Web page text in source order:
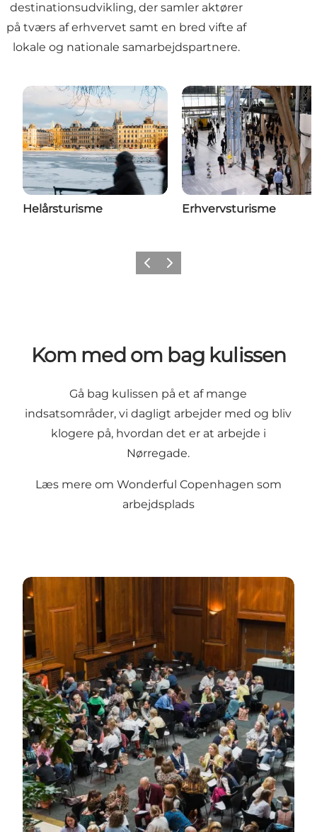
destinationsudvikling, der samler aktører
på tværs af erhvervet samt en bred vifte af
lokale og nationale samarbejdspartnere.
Helårsturisme Erhvervsturisme
ForrigeNæste
Kom med om bag kulissen
Gå bag kulissen på et af mange
indsatsområder, vi dagligt arbejder med og bliv
klogere på, hvordan det er at arbejde i
Nørregade.
Læs mere om Wonderful Copenhagen som
arbejdsplads
Læs mere